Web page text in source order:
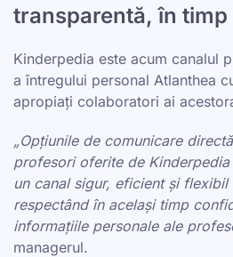
transparentă, în timp
Kinderpedia este acum canalul
a întregului personal Atlanthea
apropiați colaboratori ai
„Opțiunile de comunicare
profesori oferite de
un canal sigur, eficient și
respectând în același timp
informațiile personale ale
managerul.